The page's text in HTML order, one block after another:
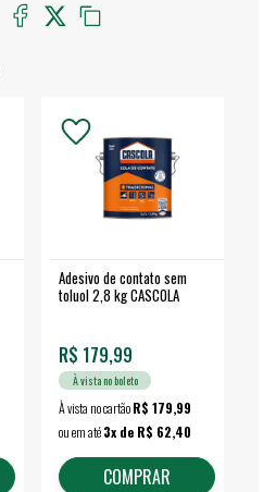
Adesivo de contato sem
toluol 2,8 kg CASCOLA
R$ 179,99
À vista no boleto
À vista no cartãoR$ 179,99
ou em até3x de R$ 62,40
COMPRAR